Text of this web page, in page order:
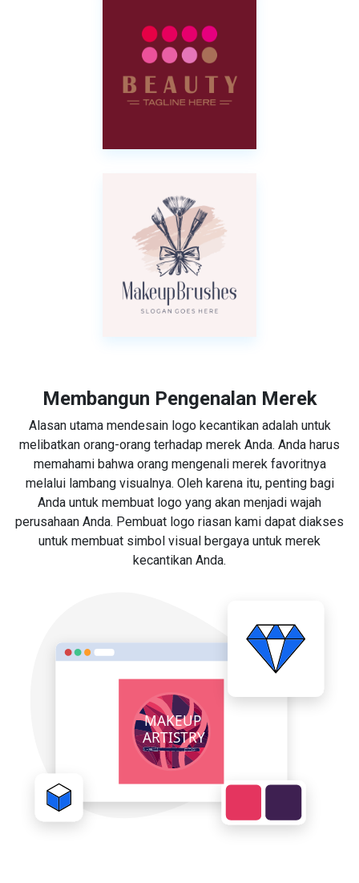
Membangun Pengenalan Merek
Alasan utama mendesain logo kecantikan adalah untuk
melibatkan orang-orang terhadap merek Anda. Anda harus
memahami bahwa orang mengenali merek favoritnya
melalui lambang visualnya. Oleh karena itu, penting bagi
Anda untuk membuat logo yang akan menjadi wajah
perusahaan Anda. Pembuat logo riasan kami dapat diakses
untuk membuat simbol visual bergaya untuk merek
kecantikan Anda.